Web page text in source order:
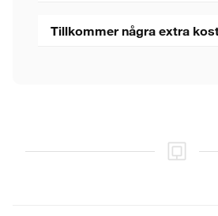
Tillkommer några extra